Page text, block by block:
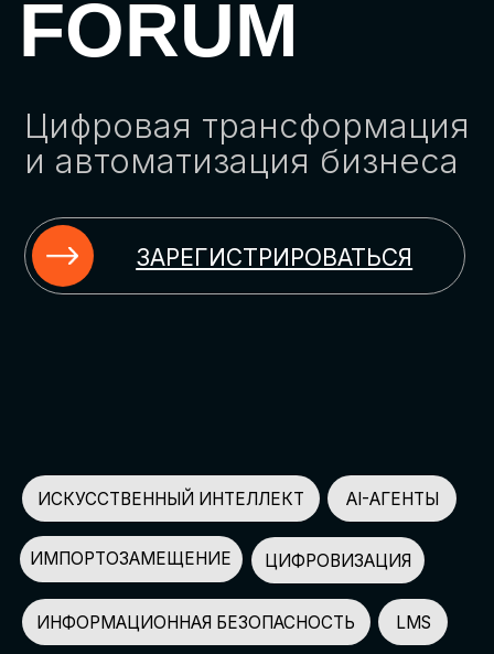
ЗАРЕГИСТРИРОВАТЬСЯ
ИСКУССТВЕННЫЙ ИНТЕЛЛЕКТ
НЕЙРОСЕТИ ДЛЯ БИЗНЕСА
КЭДО
ЦИФРОВИЗАЦИЯ
АВТОМАТИЗАЦИЯ HR
АВТОМАТИЗАЦИЯ МАРКЕТИНГА И ПРОДАЖ
AI-АССИСТЕНТЫ
ЧАТ-БОТЫ
ИМПОРТОЗАМЕЩЕНИЕ